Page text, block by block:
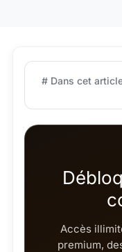
# Dans cet
Accès
premium,